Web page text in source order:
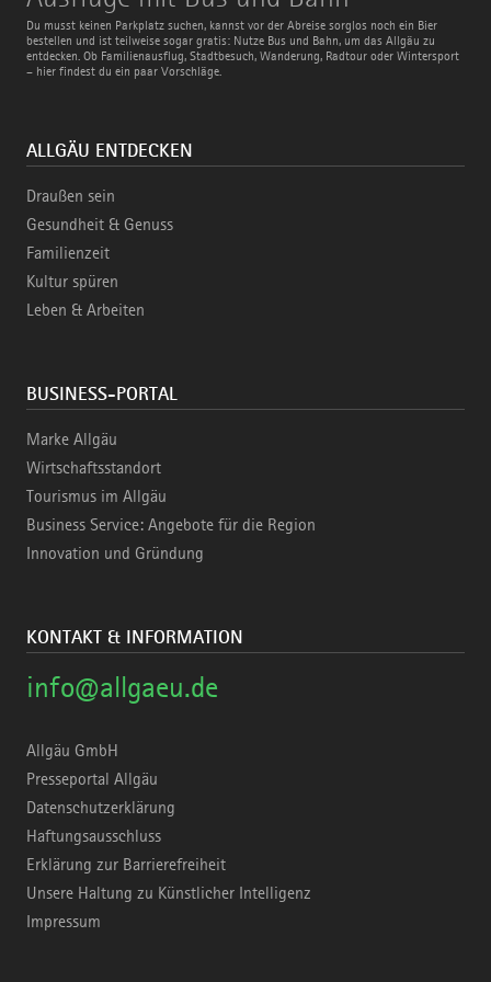
Du musst keinen Parkplatz suchen, kannst vor der Abreise sorglos noch ein Bier
bestellen und ist teilweise sogar gratis: Nutze Bus und Bahn, um das Allgäu zu
entdecken. Ob Familienausflug, Stadtbesuch, Wanderung, Radtour oder Wintersport
– hier findest du ein paar Vorschläge.
mit
Bus
und
Bahn
ALLGÄU ENTDECKEN
Draußen sein
Gesundheit & Genuss
Familienzeit
Kultur spüren
Leben & Arbeiten
BUSINESS-PORTAL
Marke Allgäu
Wirtschaftsstandort
Tourismus im Allgäu
Business Service: Angebote für die Region
Innovation und Gründung
KONTAKT & INFORMATION
info@allgaeu.de
Allgäu GmbH
Presseportal Allgäu
Datenschutzerklärung
Haftungsausschluss
Erklärung zur Barrierefreiheit
Unsere Haltung zu Künstlicher Intelligenz
Impressum